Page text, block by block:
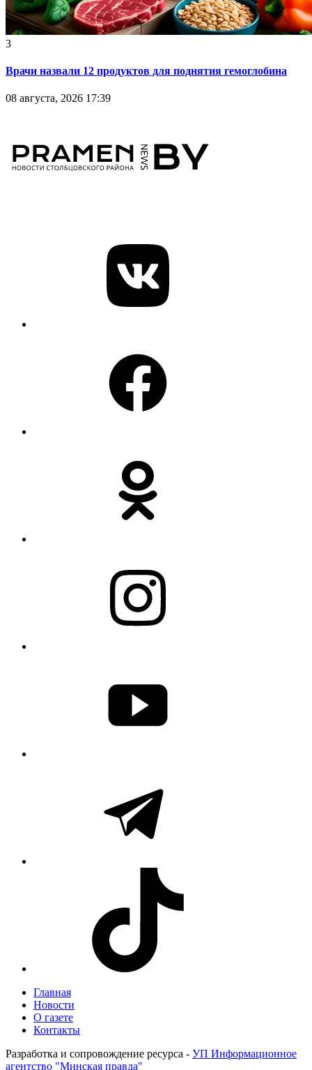
3
Врачи назвали 12 продуктов для поднятия гемоглобина
08 августа, 2026 17:39
Главная
Новости
О газете
Контакты
Разработка и сопровождение ресурса - УП Информационное
агентство "Минская правда"